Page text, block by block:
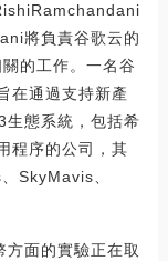
將負責谷歌云的
的工作。一名谷
在通過支持新產
生態系統，包括希
程序的公司，其
SkyMavis、
面的實驗正在取